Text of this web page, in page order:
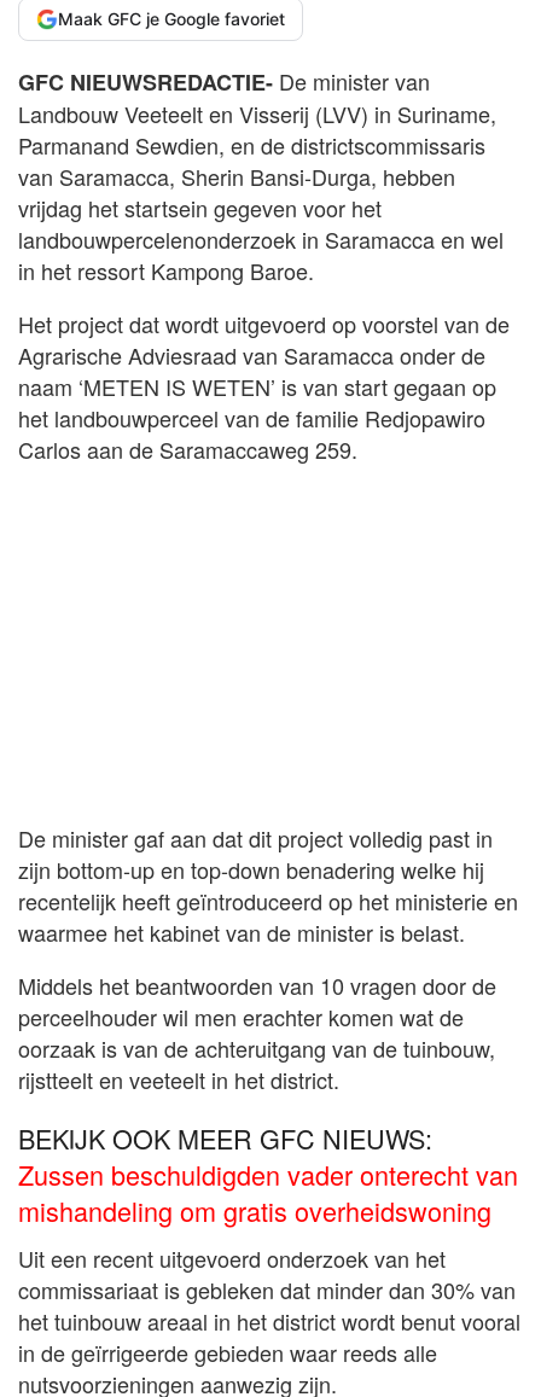
Maak GFC je Google favoriet
GFC NIEUWSREDACTIE- De minister van
Landbouw Veeteelt en Visserij (LVV) in Suriname,
Parmanand Sewdien, en de districtscommissaris
van Saramacca, Sherin Bansi-Durga, hebben
vrijdag het startsein gegeven voor het
landbouwpercelenonderzoek in Saramacca en wel
in het ressort Kampong Baroe.
Het project dat wordt uitgevoerd op voorstel van de
Agrarische Adviesraad van Saramacca onder de
naam ‘METEN IS WETEN’ is van start gegaan op
het landbouwperceel van de familie Redjopawiro
Carlos aan de Saramaccaweg 259.
De minister gaf aan dat dit project volledig past in
zijn bottom-up en top-down benadering welke hij
recentelijk heeft geïntroduceerd op het ministerie en
waarmee het kabinet van de minister is belast.
Middels het beantwoorden van 10 vragen door de
perceelhouder wil men erachter komen wat de
oorzaak is van de achteruitgang van de tuinbouw,
rijstteelt en veeteelt in het district.
BEKIJK OOK MEER GFC NIEUWS:
Zussen beschuldigden vader onterecht van
mishandeling om gratis overheidswoning
Uit een recent uitgevoerd onderzoek van het
commissariaat is gebleken dat minder dan 30% van
het tuinbouw areaal in het district wordt benut vooral
in de geïrrigeerde gebieden waar reeds alle
nutsvoorzieningen aanwezig zijn.